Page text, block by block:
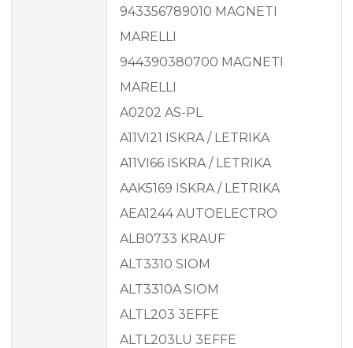
943356789010 MAGNETI
MARELLI
944390380700 MAGNETI
MARELLI
A0202 AS-PL
A11VI21 ISKRA / LETRIKA
A11VI66 ISKRA / LETRIKA
AAK5169 ISKRA / LETRIKA
AEA1244 AUTOELECTRO
ALB0733 KRAUF
ALT3310 SIOM
ALT3310A SIOM
ALTL203 3EFFE
ALTL203LU 3EFFE